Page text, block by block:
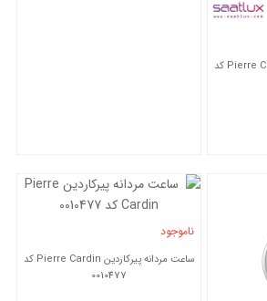
ساعت مردانه پیرکاردین Pierre Cardin کد
ناموجود
ساعت مردانه پیرکاردین Pierre Cardin کد
0010477